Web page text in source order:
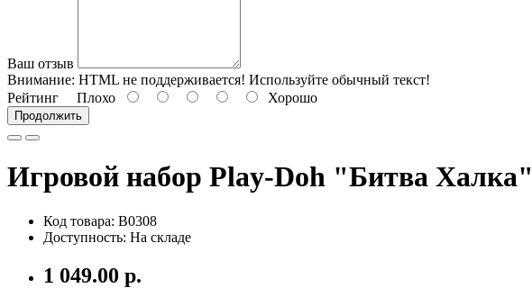
Ваш отзыв
Внимание: HTML не поддерживается! Используйте обычный текст!
Рейтинг Плохо Хорошо
Продолжить
Игровой набор Play-Doh "Битва Халка"
Код товара: B0308
Доступность: На складе
1 049.00 р.